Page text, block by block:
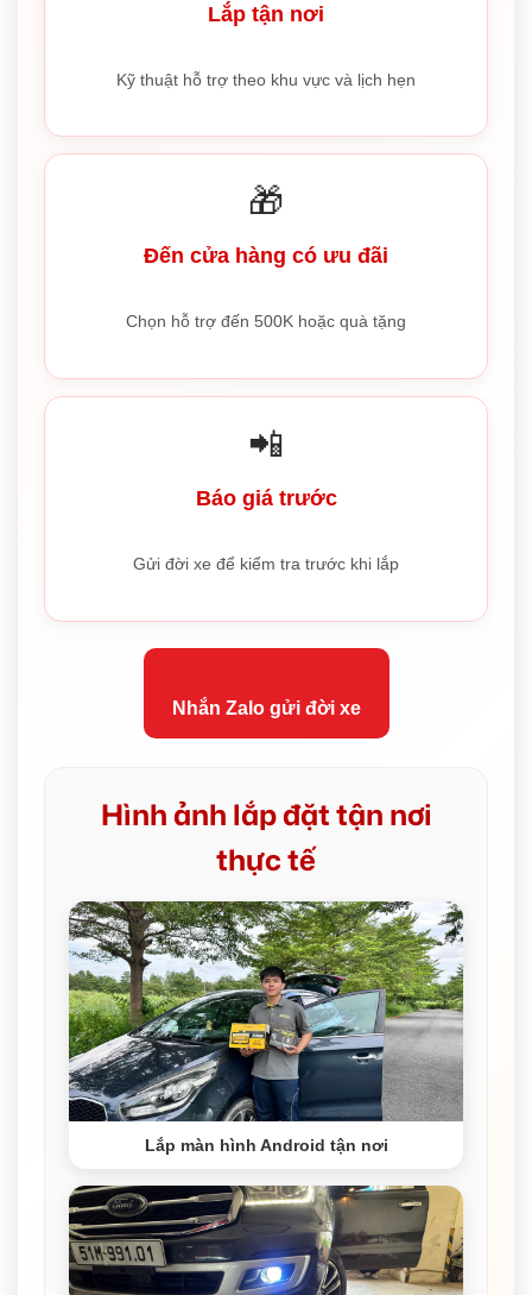
Lắp tận nơi
Kỹ thuật hỗ trợ theo khu vực và lịch hẹn
🎁
Đến cửa hàng có ưu đãi
Chọn hỗ trợ đến 500K hoặc quà tặng
📲
Báo giá trước
Gửi đời xe để kiểm tra trước khi lắp
Nhắn Zalo gửi đời xe
Hình ảnh lắp đặt tận nơi
thực tế
Lắp màn hình Android tận nơi